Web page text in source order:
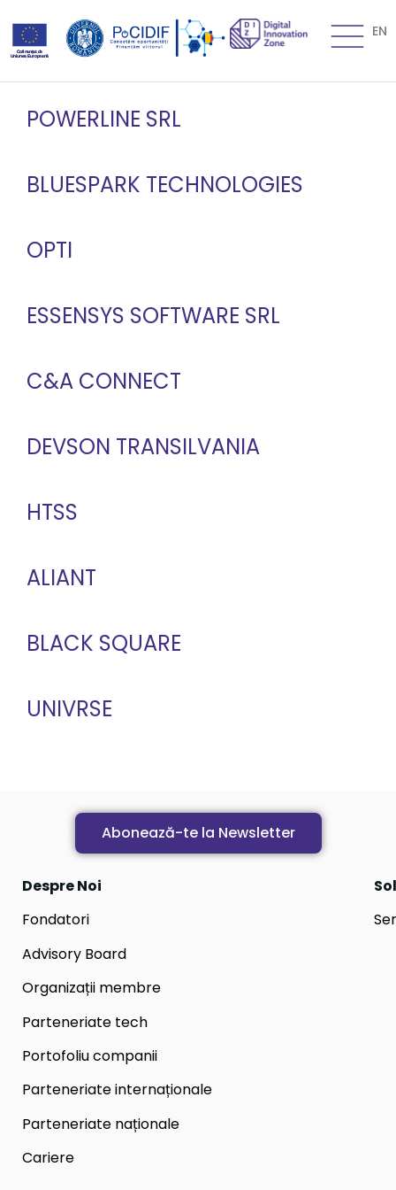
EN
POWERLINE SRL
BLUESPARK TECHNOLOGIES
OPTI
ESSENSYS SOFTWARE SRL
C&A CONNECT
DEVSON TRANSILVANIA
HTSS
ALIANT
BLACK SQUARE
UNIVRSE
Abonează-te la Newsletter
Despre Noi
Fondatori
Advisory Board
Organizații membre
Parteneriate tech
Portofoliu companii
Parteneriate internaționale
Parteneriate naționale
Cariere